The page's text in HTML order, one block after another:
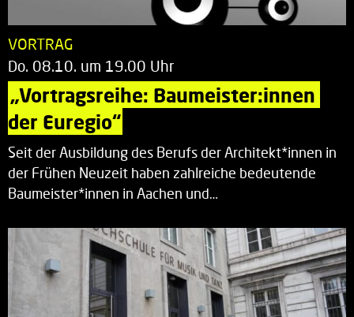
VORTRAG
Do. 08.10. um 19.00 Uhr
„Vortragsreihe: Baumeister:innen
der Euregio“
Seit der Ausbildung des Berufs der Architekt*innen in
der Frühen Neuzeit haben zahlreiche bedeutende
Baumeister*innen in Aachen und…